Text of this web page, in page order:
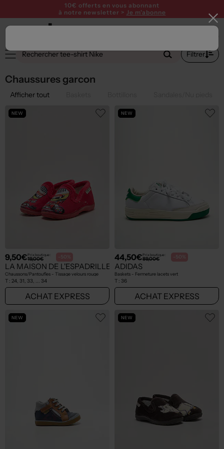
10€ offerts en vous abonnant
à notre newsletter > Je m'abonne
Filtrer
Chaussures garcon
Afficher tout
NEW
9,50€Prix boutique :
19,00€ -50%
LA MAISON DE L'ESPADRILLE
Chaussons/Pantoufles - Tissage velours rouge
T : 24, 31, 33, ... 34
ACHAT EXPRESS
NEW
44,50€Prix boutique :
89,00€ -50%
ADIDAS
Baskets - Fermeture lacets vert
T : 36
ACHAT EXPRESS
NEW NEW